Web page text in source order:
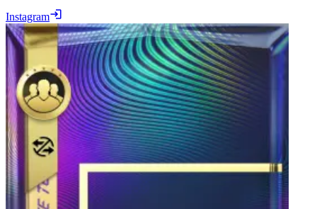
Instagram